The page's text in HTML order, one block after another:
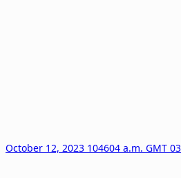
October 12, 2023 104604 a.m. GMT